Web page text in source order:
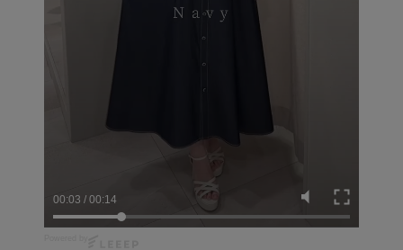
00:04 / 00:14